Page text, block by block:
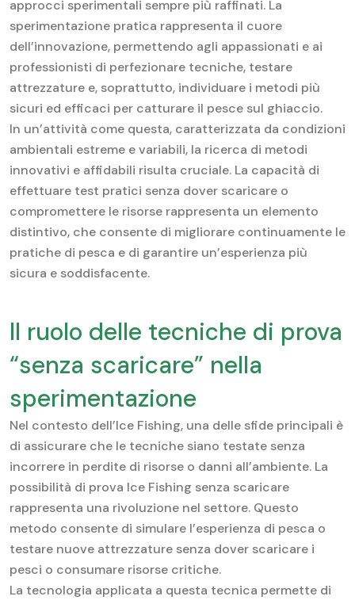
approcci sperimentali sempre più raffinati. La
sperimentazione pratica rappresenta il cuore
dell’innovazione, permettendo agli appassionati e ai
professionisti di perfezionare tecniche, testare
attrezzature e, soprattutto, individuare i metodi più
sicuri ed efficaci per catturare il pesce sul ghiaccio.
In un’attività come questa, caratterizzata da condizioni
ambientali estreme e variabili, la ricerca di metodi
innovativi e affidabili risulta cruciale. La capacità di
effettuare test pratici senza dover scaricare o
compromettere le risorse rappresenta un elemento
distintivo, che consente di migliorare continuamente le
pratiche di pesca e di garantire un’esperienza più
sicura e soddisfacente.
Il ruolo delle tecniche di prova
“senza scaricare” nella
sperimentazione
Nel contesto dell’Ice Fishing, una delle sfide principali è
di assicurare che le tecniche siano testate senza
incorrere in perdite di risorse o danni all’ambiente. La
possibilità di prova Ice Fishing senza scaricare
rappresenta una rivoluzione nel settore. Questo
metodo consente di simulare l’esperienza di pesca o
testare nuove attrezzature senza dover scaricare i
pesci o consumare risorse critiche.
La tecnologia applicata a questa tecnica permette di